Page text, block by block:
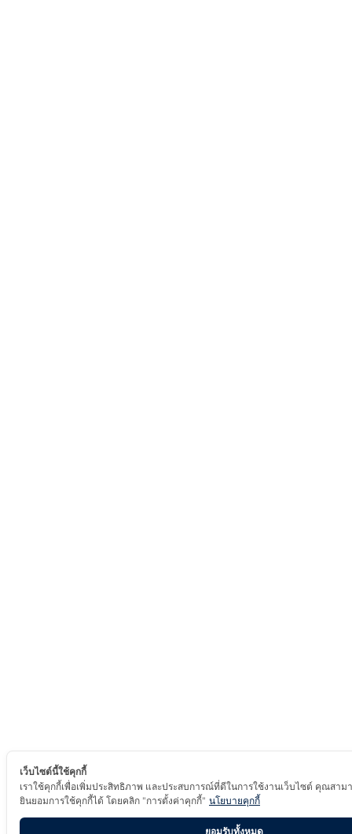
เว็บไซต์นี้ใช้คุกกี้
เราใช้คุกกี้เพื่อเพิ่มประสิทธิภาพ และประสบการณ์ที่ดีในการใช้งานเว็บไซต์ คุณสาม
ยินยอมการใช้คุกกี้ได้ โดยคลิก "การตั้งค่าคุกกี้" นโยบายคุกกี้
ยอมรับทั้งหมด